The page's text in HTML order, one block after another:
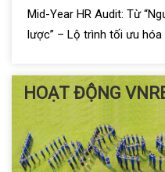
Mid-Year HR Audit: Từ
lược” – Lộ trình tối ưu
HOẠT ĐỘNG